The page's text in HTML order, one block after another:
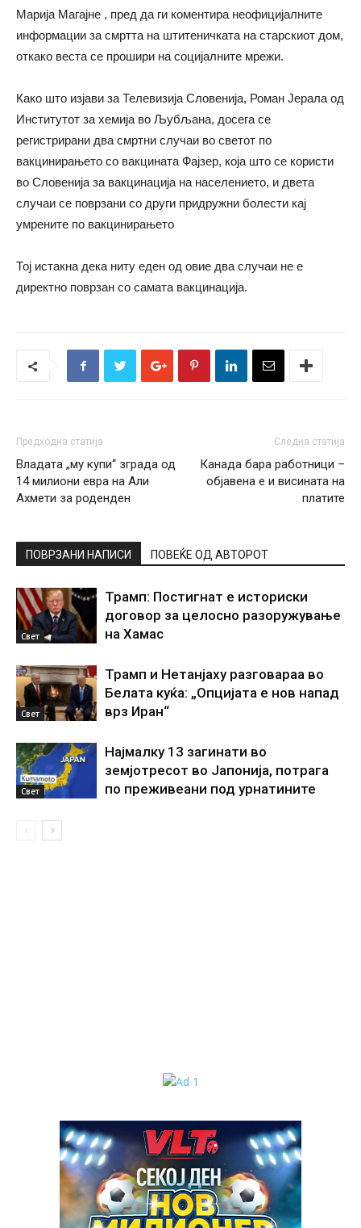
Марија Магајне , пред да ги коментира неофицијалните
информации за смртта на штитеничката на старскиот дом,
откако веста се прошири на социјалните мрежи.
Како што изјави за Телевизија Словенија, Роман Jерала од
Институтот за хемија во Љубљана, досега се
регистрирани два смртни случаи во светот по
вакцинирањето со вакцината Фајзер, која што се користи
во Словенија за вакцинација на населението, и двета
случаи се поврзани со други придружни болести кај
умрените по вакцинирањето
Тој истакна дека ниту еден од овие два случаи не е
директно поврзан со самата вакцинација.
Предходна статија
Владата „му купи“ зграда од
14 милиони евра на Али
Ахмети за роденден
Следна статија
Канада бара работници –
објавена е и висината на
платите
ПОВРЗАНИ НАПИСИ ПОВЕЌЕ ОД АВТОРОТ
Свет
Трамп: Постигнат е историски
договор за целосно разоружување
на Хамас
Свет
Трамп и Нетанјаху разговараа во
Белата куќа: „Опцијата е нов напад
врз Иран“
Свет
Најмалку 13 загинати во
земјотресот во Јапонија, потрага
по преживеани под урнатините